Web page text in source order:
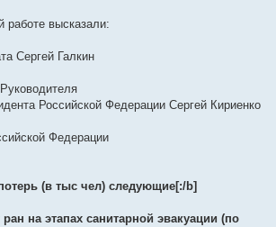
работе высказали:
Сергей Галкин
Российской Федерации Сергей Кириенко
Федерации
(в тыс чел) следующие[:/b]
на этапах санитарной эвакуации (по